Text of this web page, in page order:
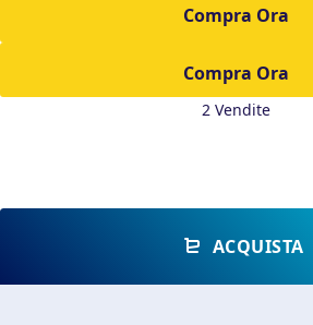
Compra Ora
2 Vendite
ACQUISTA